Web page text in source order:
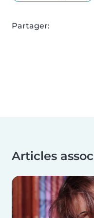
Partager:
Articles